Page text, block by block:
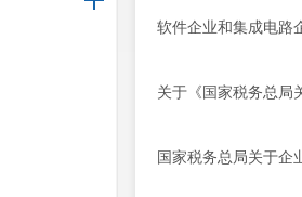
软件企业和集成电路
关于《国家税务总局
国家税务总局关于企